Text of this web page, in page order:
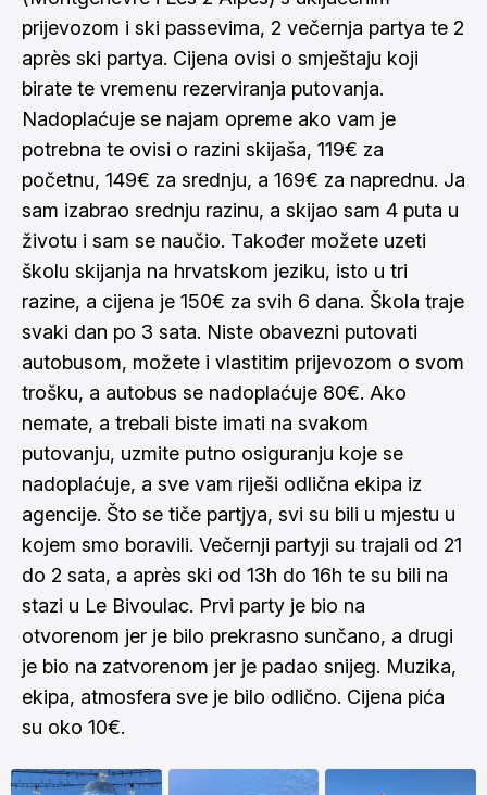
prijevozom i ski passevima, 2 večernja partya te 2
après ski partya. Cijena ovisi o smještaju koji
birate te vremenu rezerviranja putovanja.
Nadoplaćuje se najam opreme ako vam je
potrebna te ovisi o razini skijaša, 119€ za
početnu, 149€ za srednju, a 169€ za naprednu. Ja
sam izabrao srednju razinu, a skijao sam 4 puta u
životu i sam se naučio. Također možete uzeti
školu skijanja na hrvatskom jeziku, isto u tri
razine, a cijena je 150€ za svih 6 dana. Škola traje
svaki dan po 3 sata. Niste obavezni putovati
autobusom, možete i vlastitim prijevozom o svom
trošku, a autobus se nadoplaćuje 80€. Ako
nemate, a trebali biste imati na svakom
putovanju, uzmite putno osiguranju koje se
nadoplaćuje, a sve vam riješi odlična ekipa iz
agencije. Što se tiče partjya, svi su bili u mjestu u
kojem smo boravili. Večernji partyji su trajali od 21
do 2 sata, a après ski od 13h do 16h te su bili na
stazi u Le Bivoulac. Prvi party je bio na
otvorenom jer je bilo prekrasno sunčano, a drugi
je bio na zatvorenom jer je padao snijeg. Muzika,
ekipa, atmosfera sve je bilo odlično. Cijena pića
su oko 10€.